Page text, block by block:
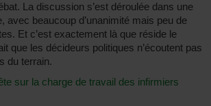
La discussion s’est déroulée dans une
avec beaucoup d’unanimité mais peu de
Et c’est exactement là que réside le
que les décideurs politiques n’écoutent pas
du terrain.
sur la charge de travail des infirmiers